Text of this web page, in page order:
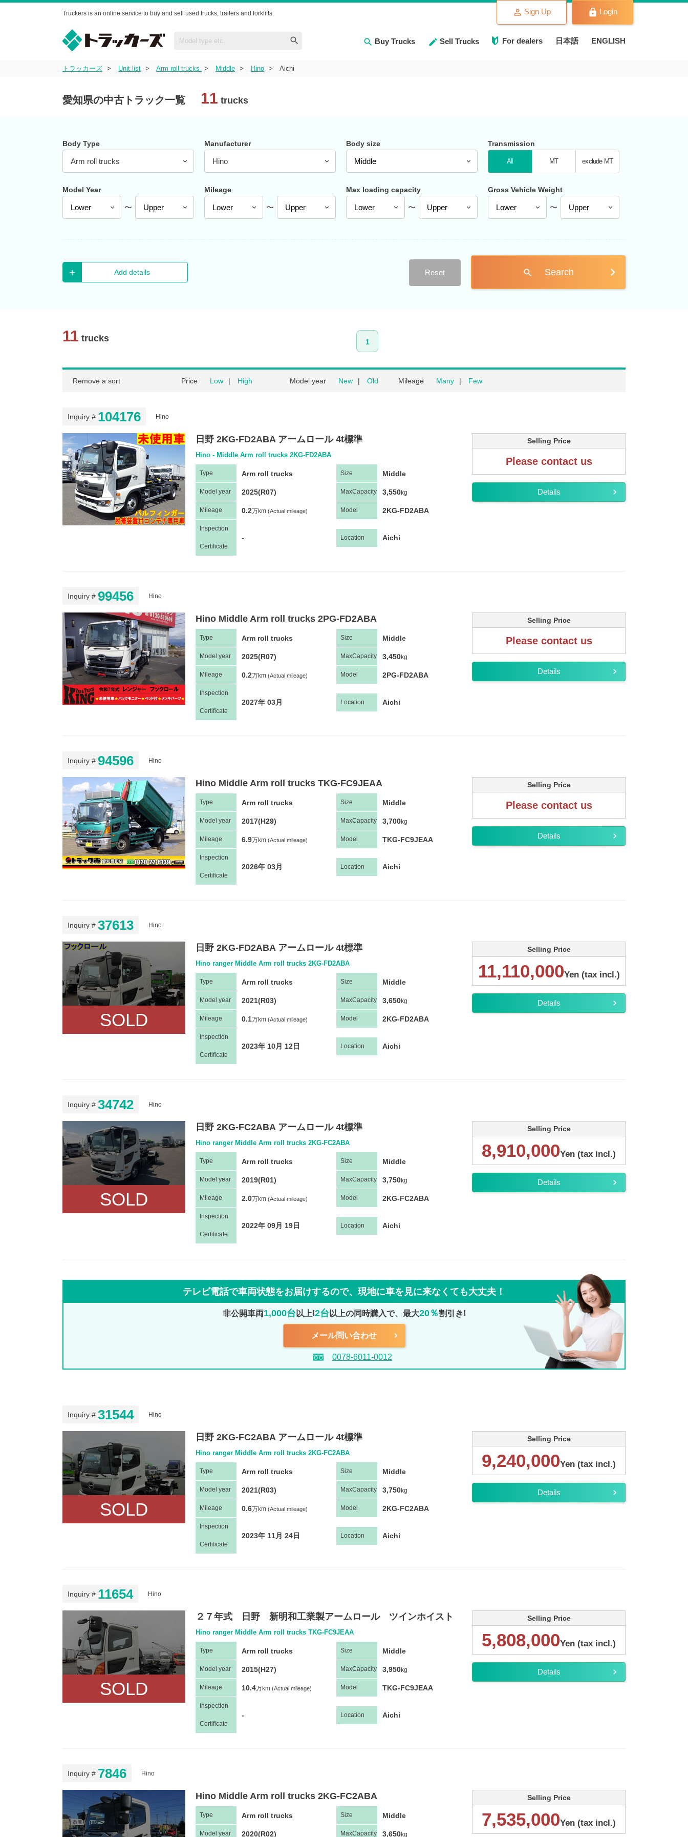
Truckers is an online service to buy and sell used trucks, trailers and forklifts.
Buy Trucks Sell Trucks For dealers 日本語 ENGLISH
Sign Up Login
トラッカーズ Unit list Arm roll trucks Middle Hino Aichi
愛知県の中古トラック一覧 11 trucks
Body Type
Arm roll trucks
Manufacturer
Hino
Body size Transmission
All MT exclude MT
Model Year
〜
Mileage
〜
Max loading capacity
〜
Gross Vehicle Weight
〜
Add details Reset search Search
11 trucks 1
Remove a sort Price Low High Model year New Old Mileage Many Few
Inquiry # 104176 Hino
日野 2KG-FD2ABA アームロール 4t標準
Hino - Middle Arm roll trucks 2KG-FD2ABA
Type Arm roll trucks Size Middle
Model year 2025(R07) MaxCapacity 3,550kg
Mileage 0.2万km (Actual mileage) Model 2KG-FD2ABA
Inspection
Certificate
- Location Aichi
Selling Price
Please contact us
Details
Inquiry # 99456 Hino
Hino Middle Arm roll trucks 2PG-FD2ABA
Type Arm roll trucks Size Middle
Model year 2025(R07) MaxCapacity 3,450kg
Mileage 0.2万km (Actual mileage) Model 2PG-FD2ABA
Inspection
Certificate
2027年 03月 Location Aichi
Selling Price
Please contact us
Details
Inquiry # 94596 Hino
Hino Middle Arm roll trucks TKG-FC9JEAA
Type Arm roll trucks Size Middle
Model year 2017(H29) MaxCapacity 3,700kg
Mileage 6.9万km (Actual mileage) Model TKG-FC9JEAA
Inspection
Certificate
2026年 03月 Location Aichi
Selling Price
Please contact us
Details
Inquiry # 37613 Hino
SOLD
日野 2KG-FD2ABA アームロール 4t標準
Hino ranger Middle Arm roll trucks 2KG-FD2ABA
Type Arm roll trucks Size Middle
Model year 2021(R03) MaxCapacity 3,650kg
Mileage 0.1万km (Actual mileage) Model 2KG-FD2ABA
Inspection
Certificate
2023年 10月 12日 Location Aichi
Selling Price
11,110,000Yen (tax incl.)
Details
Inquiry # 34742 Hino
SOLD
日野 2KG-FC2ABA アームロール 4t標準
Hino ranger Middle Arm roll trucks 2KG-FC2ABA
Type Arm roll trucks Size Middle
Model year 2019(R01) MaxCapacity 3,750kg
Mileage 2.0万km (Actual mileage) Model 2KG-FC2ABA
Inspection
Certificate
2022年 09月 19日 Location Aichi
Selling Price
8,910,000Yen (tax incl.)
Details
テレビ電話で車両状態をお届けするので、 現地に車を見に来なくても大丈夫！
非公開車両1,000台 以上!2台 以上の同時購入で、最大20％割引き!
メール問い合わせ
0078-6011-0012
Inquiry # 31544 Hino
SOLD
日野 2KG-FC2ABA アームロール 4t標準
Hino ranger Middle Arm roll trucks 2KG-FC2ABA
Type Arm roll trucks Size Middle
Model year 2021(R03) MaxCapacity 3,750kg
Mileage 0.6万km (Actual mileage) Model 2KG-FC2ABA
Inspection
Certificate
2023年 11月 24日 Location Aichi
Selling Price
9,240,000Yen (tax incl.)
Details
Inquiry # 11654 Hino
SOLD
２７年式 日野 新明和工業製アームロール ツインホイスト
Hino ranger Middle Arm roll trucks TKG-FC9JEAA
Type Arm roll trucks Size Middle
Model year 2015(H27) MaxCapacity 3,950kg
Mileage 10.4万km (Actual mileage) Model TKG-FC9JEAA
Inspection
Certificate
- Location Aichi
Selling Price
5,808,000Yen (tax incl.)
Details
Inquiry # 7846 Hino
Hino Middle Arm roll trucks 2KG-FC2ABA
Type Arm roll trucks Size Middle
Model year 2020(R02) MaxCapacity 3,650kg
Selling Price
7,535,000Yen (tax incl.)